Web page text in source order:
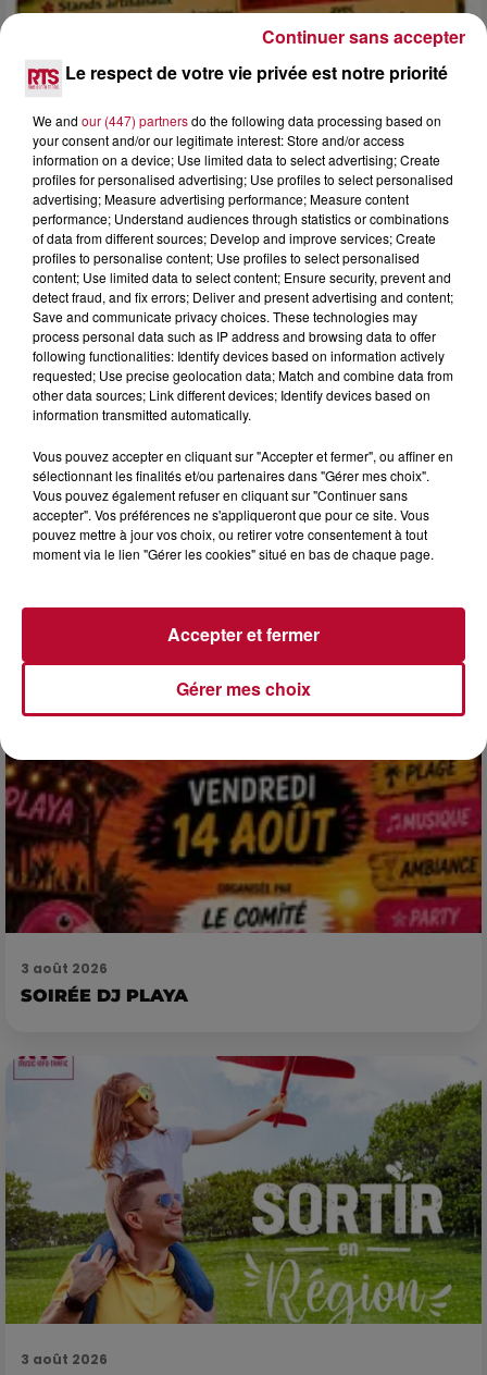
4 août 2026
FÊTE DE LA POLYNÉSIE À VILLEVEYRAC
4 août 2026
HÉRAULT, PYRÉNÉES-ORIENTALES : TROIS
SPOTS DE SNORKELING À EXPLORER...
masque, un tuba et une paire de palmes...
3 août 2026
SOIRÉE DJ PLAYA
3 août 2026
Le respect de votre vie privée est notre priorité
We and our (447) partnersdo the following data processing based on
your consent and/or our legitimate interest: Store and/or access
information on a device; Use limited data to select advertising; Create
profiles for personalised advertising; Use profiles to select personalised
advertising; Measure advertising performance; Measure content
performance; Understand audiences through statistics or combinations
of data from different sources; Develop and improve services; Create
profiles to personalise content; Use profiles to select personalised
content; Use limited data to select content; Ensure security, prevent and
detect fraud, and fix errors; Deliver and present advertising and content;
Save and communicate privacy choices. These technologies may
process personal data such as IP address and browsing data to offer
following functionalities: Identify devices based on information actively
requested; Use precise geolocation data; Match and combine data from
other data sources; Link different devices; Identify devices based on
information transmitted automatically.
Vous pouvez accepter en cliquant sur "Accepter et fermer", ou affiner en
sélectionnant les finalités et/ou partenaires dans "Gérer mes choix".
Vous pouvez également refuser en cliquant sur "Continuer sans
accepter". Vos préférences ne s'appliqueront que pour ce site. Vous
pouvez mettre à jour vos choix, ou retirer votre consentement à tout
moment via le lien "Gérer les cookies" situé en bas de chaque page.
Gérer mes choix
Accepter et fermer
Continuer sans accepter